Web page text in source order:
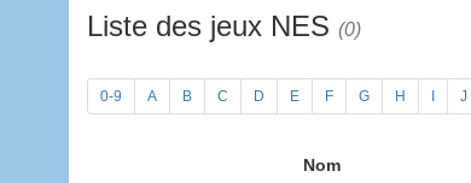
Liste des jeux NES (0)
0-9 A B C D E F G H J
Nom